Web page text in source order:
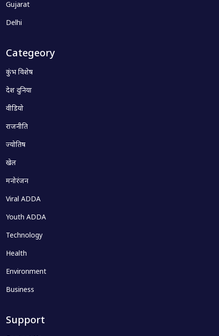
Gujarat
Delhi
Categeory
कुंभ विशेष
देश दुनिया
वीडियो
राजनीति
ज्योतिष
खेल
मनोरंजन
Viral ADDA
Youth ADDA
Technology
Health
Environment
Business
Support